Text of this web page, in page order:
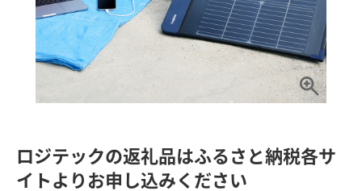
ロジテックの返礼品はふるさと納税各サ
イトよりお申し込みください